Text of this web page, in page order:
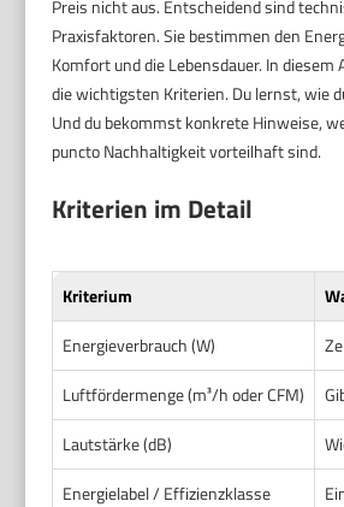
Preis nicht aus. Entscheidend sind
Praxisfaktoren. Sie bestimmen den
Komfort und die Lebensdauer. In
die wichtigsten Kriterien. Du lernst, wie
Und du bekommst konkrete Hinweise,
puncto Nachhaltigkeit vorteilhaft sind.
Kriterien im Detail
Kriterium
Energieverbrauch (W)
Luftfördermenge (m³/h oder CFM)
Lautstärke (dB)
Energielabel / Effizienzklasse